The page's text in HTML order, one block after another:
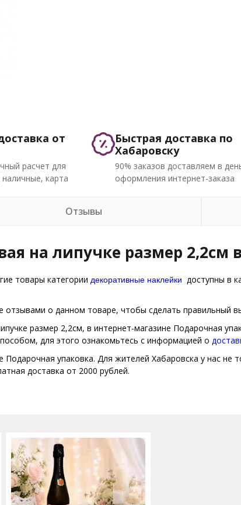
от
расчет для
карта
Быстрая доставка по
Хабаровску
90% заказов доставляем в
оформления интернет-заказа
Отзывы
на липучке размер 2,2см
товары категории декоративные наклейки доступны в
о данном товаре, чтобы сделать правильный
размер 2,2см, в интернет-магазине Подарочная
для этого ознакомьтесь с информацией о
упаковка. Для жителей Хабаровска у нас не
доставка от 2000 рублей.